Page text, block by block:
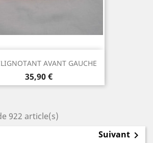
AVANT GAUCHE
Prix
35,90 €
922 article(s)
Suivant 